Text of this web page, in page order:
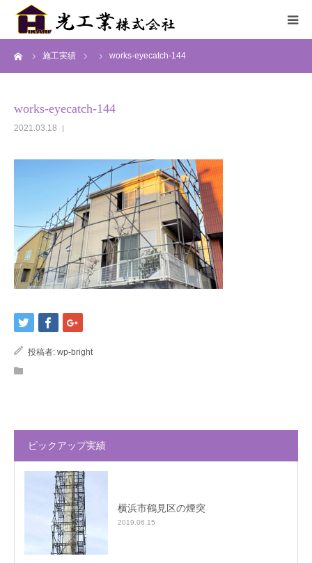
施工実績 works-eyecatch-144
works-eyecatch-144
2021.03.18
投稿者: wp-bright
ピックアップ実績
横浜市鶴見区の煙突
2019.06.15
HOME
採用情報
会社概要